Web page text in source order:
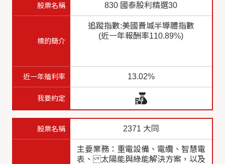
830 國泰股利精選30
追蹤指數:美國費城半導體指數
(近一年報酬率110.89%)
13.02%
2371 大同
主要業務：重電設備、電纜、智慧電
表、 太陽能與綠能解決方案，以及